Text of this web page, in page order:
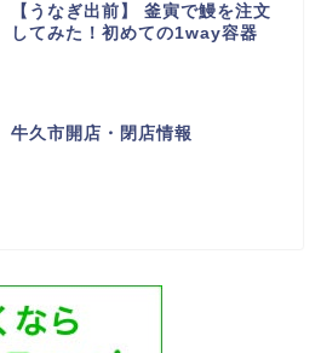
【うなぎ出前】 釜寅で鰻を注文
してみた！初めての1way容器
牛久市開店・閉店情報